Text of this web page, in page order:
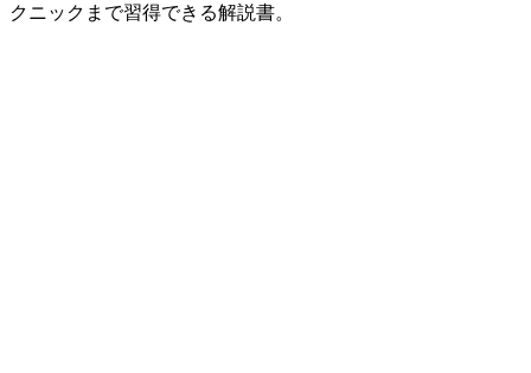
クニックまで習得できる解説書。